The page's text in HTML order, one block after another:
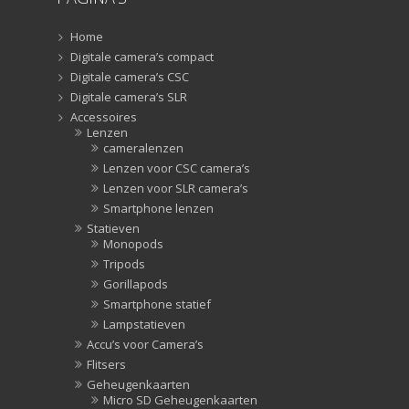
Home
Digitale camera’s compact
Digitale camera’s CSC
Digitale camera’s SLR
Accessoires
Lenzen
cameralenzen
Lenzen voor CSC camera’s
Lenzen voor SLR camera’s
Smartphone lenzen
Statieven
Monopods
Tripods
Gorillapods
Smartphone statief
Lampstatieven
Accu’s voor Camera’s
Flitsers
Geheugenkaarten
Micro SD Geheugenkaarten